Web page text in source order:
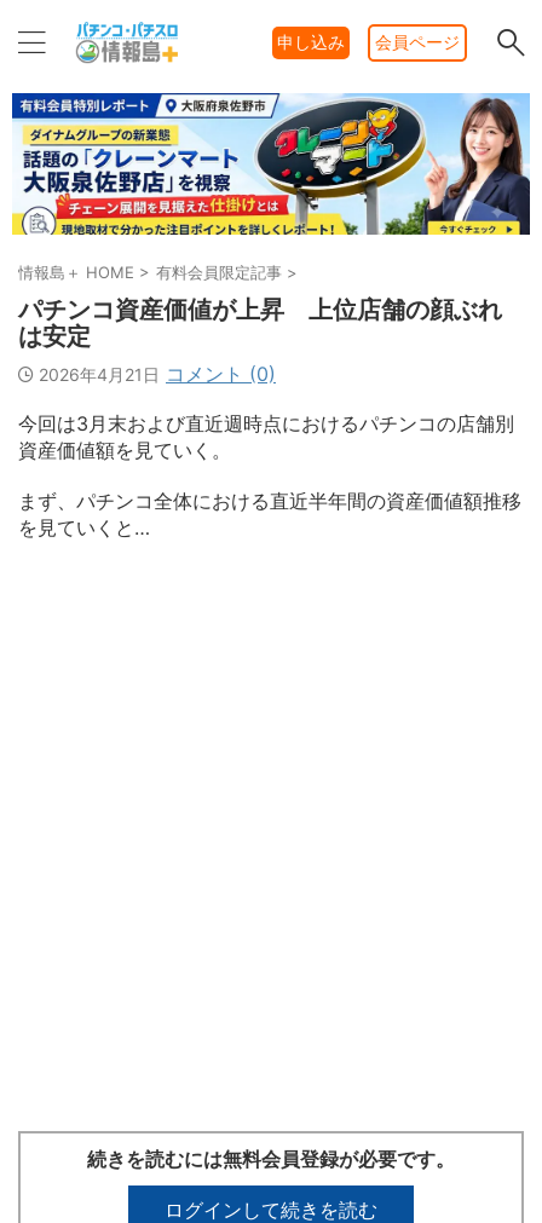
申し込み 会員ページ
情報島＋ HOME > 有料会員限定記事 >
パチンコ資産価値が上昇 上位店舗の顔ぶれ
は安定
2026年4月21日 コメント (0)
今回は3月末および直近週時点におけるパチンコの店舗別
資産価値額を見ていく。
まず、パチンコ全体における直近半年間の資産価値額推移
を見ていくと…
続きを読むには無料会員登録が必要です。
ログインして続きを読む